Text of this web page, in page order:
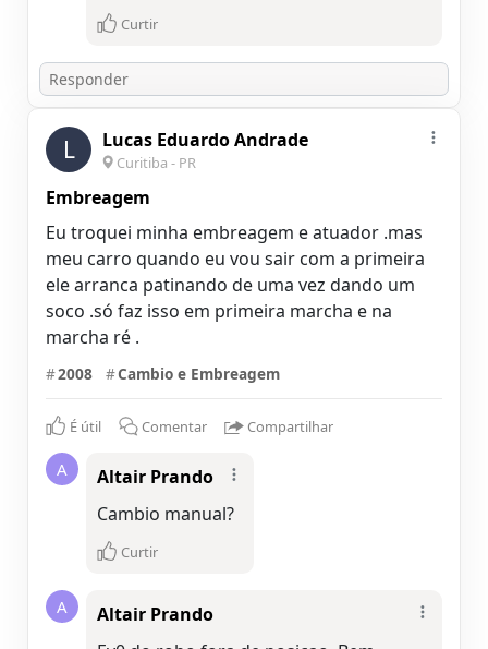
Curtir
L Lucas Eduardo Andrade
Curitiba - PR
Embreagem
Eu troquei minha embreagem e atuador .mas
meu carro quando eu vou sair com a primeira
ele arranca patinando de uma vez dando um
soco .só faz isso em primeira marcha e na
marcha ré .
#2008 #Cambio e Embreagem
É útil Comentar Compartilhar
A
Altair Prando
Cambio manual?
Curtir
A
Altair Prando